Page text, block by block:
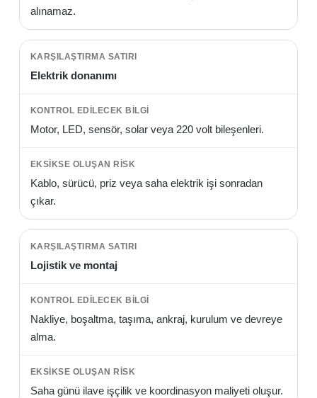
alınamaz.
Elektrik donanımı
Motor, LED, sensör, solar veya 220 volt bileşenleri.
Kablo, sürücü, priz veya saha elektrik işi sonradan
çıkar.
Lojistik ve montaj
Nakliye, boşaltma, taşıma, ankraj, kurulum ve devreye
alma.
Saha günü ilave işçilik ve koordinasyon maliyeti oluşur.